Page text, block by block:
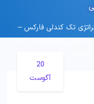
تک کندلی فارکس –
سیستم شکار پیپ مولتی تایم فریم – (IFX-
20
آگوست